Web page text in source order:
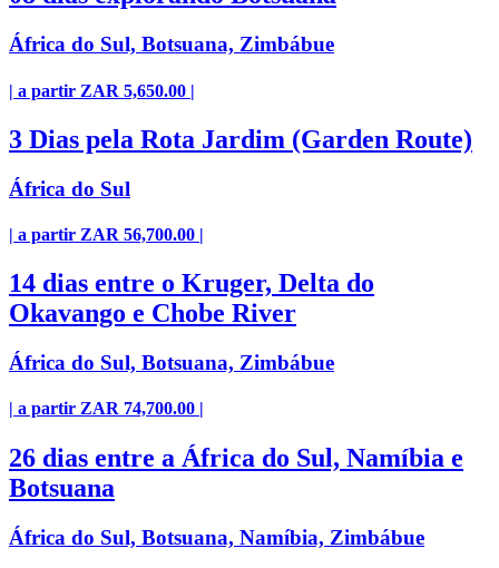
África do Sul, Botsuana, Zimbábue
| a partir ZAR 5,650.00 |
3 Dias pela Rota Jardim (Garden Route)
África do Sul
| a partir ZAR 56,700.00 |
14 dias entre o Kruger, Delta do
Okavango e Chobe River
África do Sul, Botsuana, Zimbábue
| a partir ZAR 74,700.00 |
26 dias entre a África do Sul, Namíbia e
Botsuana
África do Sul, Botsuana, Namíbia, Zimbábue